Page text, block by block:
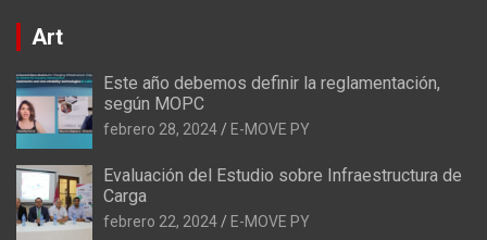
Art
Este año debemos definir la reglamentación,
según MOPC
febrero 28, 2024 E-MOVE PY
Evaluación del Estudio sobre Infraestructura de
Carga
febrero 22, 2024 E-MOVE PY